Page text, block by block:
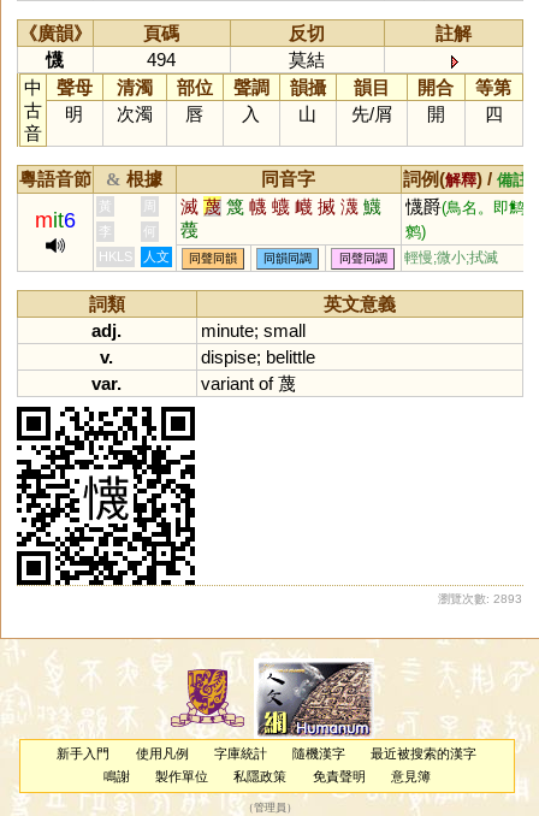
《廣韻》 頁碼 反切
註解
懱
494
莫結
中
古
音
聲母 清濁 部位 聲調 韻攝 韻目 開合
等第
明
次濁 唇 入 山 先/屑 開 四
粵語音節 & 根據 同音字 詞例(解釋) / 備註
mit6
黃 周 滅 蔑 篾 幭 蠛 衊 搣 瀎 鱴
薎
懱爵(鳥名。即鹪
鹩)
李
何
HKLS
人文 同聲同韻 同韻同調 同聲同調 輕慢;微小;拭滅
詞類
英文意義
adj.
minute; small
v.
dispise; belittle
var.
variant of蔑
瀏覽次數: 2893
新手入門 使用凡例 字庫統計 隨機漢字
最近被搜索的漢字
鳴謝
製作單位 私隱政策 免責聲明 意見簿
（管理員 ）